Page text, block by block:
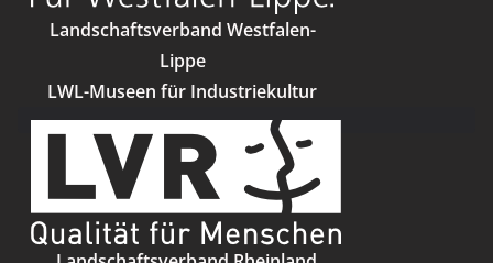
Landschaftsverband Westfalen-
Lippe
LWL-Museen für Industriekultur